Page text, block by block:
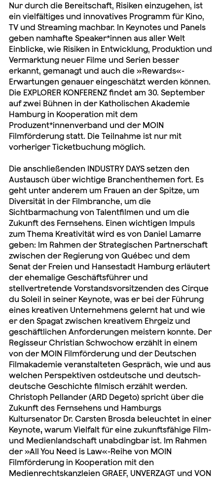
Nur durch die Bereitschaft, Risiken einzugehen, ist
ein vielfältiges und innovatives Programm für Kino,
TV und Streaming machbar. In Keynotes und Panels
geben namhafte Speaker*innen aus aller Welt
Einblicke, wie Risiken in Entwicklung, Produktion und
Vermarktung neuer Filme und Serien besser
erkannt, gemanagt und auch die »Rewards«-
Erwartungen genauer eingeschätzt werden können.
Die EXPLORER KONFERENZ findet am 30. September
auf zwei Bühnen in der Katholischen Akademie
Hamburg in Kooperation mit dem
Produzent*innenverband und der MOIN
Filmförderung statt. Die Teilnahme ist nur mit
vorheriger Ticketbuchung möglich.
Die anschließenden INDUSTRY DAYS setzen den
Austausch über wichtige Branchenthemen fort. Es
geht unter anderem um Frauen an der Spitze, um
Diversität in der Filmbranche, um die
Sichtbarmachung von Talentfilmen und um die
Zukunft des Fernsehens. Einen wichtigen Impuls
zum Thema Kreativität wird es von Daniel Lamarre
geben: Im Rahmen der Strategischen Partnerschaft
zwischen der Regierung von Québec und dem
Senat der Freien und Hansestadt Hamburg erläutert
der ehemalige Geschäftsführer und
stellvertretende Vorstandsvorsitzenden des Cirque
du Soleil in seiner Keynote, was er bei der Führung
eines kreativen Unternehmens gelernt hat und wie
er den Spagat zwischen kreativem Ehrgeiz und
geschäftlichen Anforderungen meistern konnte. Der
Regisseur Christian Schwochow erzählt in einem
von der MOIN Filmförderung und der Deutschen
Filmakademie veranstalteten Gespräch, wie und aus
welchen Perspektiven ostdeutsche und deutsch-
deutsche Geschichte filmisch erzählt werden.
Christoph Pellander (ARD Degeto) spricht über die
Zukunft des Fernsehens und Hamburgs
Kultursenator Dr. Carsten Brosda beleuchtet in einer
Keynote,warum Vielfalt für eine zukunftsfähige Film-
und Medienlandschaft unabdingbar ist. Im Rahmen
der »All You Need is Law«-Reihe von MOIN
Filmförderung in Kooperation mit den
Medienrechtskanzleien GRAEF, UNVERZAGT und VON